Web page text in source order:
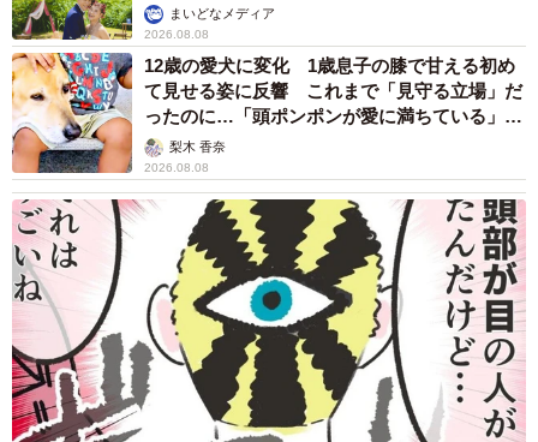
▽1時間程度ジョギングしています（52歳男性）
【4位：ストレッチ】
▽就寝前にストレッチを30分程行っている（30歳女性）
▽YouTube動画を参考にしながらストレッチを行っている
（40歳男性）
▽就寝前に肩凝り防止のストレッチを行っている（56歳男
性）
◇ ◇
まいどなメディア
2026.08.08
12歳の愛犬に変化 1歳息子の膝で甘える初め
て見せる姿に反響 これまで「見守る立場」だ
ったのに…「頭ポンポンが愛に満ちている」
「尊…」
梨木 香奈
2026.08.08